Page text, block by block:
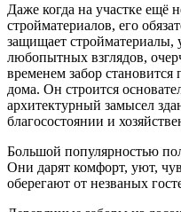
Даже когда на участке ещё
стройматериалов, его
защищает стройматериалы,
любопытных взглядов,
временем забор становится
дома. Он строится
архитектурный замысел
благосостоянии и
Большой популярностью
Они дарят комфорт, уют,
оберегают от незваных